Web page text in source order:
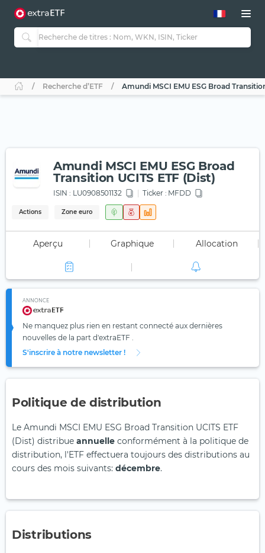
Recherche d’ETF Amundi MSCI EMU ESG Broad
Amundi MSCI EMU ESG Broad
Transition UCITS ETF (Dist)
ISIN : LU0908501132 Ticker : MFDD
Actions Zone euro
Aperçu Graphique Allocation
ANNONCE
Ne manquez plus rien en restant connecté aux dernières
nouvelles de la part d'extraETF .
S'inscrire à notre newsletter !
Politique de distribution
Le Amundi MSCI EMU ESG Broad Transition UCITS ETF
(Dist) distribue annuelle conformément à la politique de
distribution, l'ETF effectuera toujours des distributions au
cours des mois suivants: décembre.
Distributions